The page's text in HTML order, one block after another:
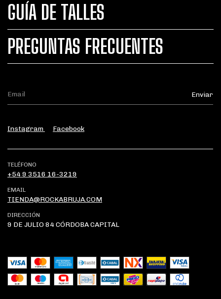
GUÍA DE TALLES
PREGUNTAS FRECUENTES
Instagram Facebook
TELÉFONO
+54 9 3516 16-3219
EMAIL
TIENDA@ROCKABRUJA.COM
DIRECCIÓN
9 DE JULIO 84 CÓRDOBA CAPITAL